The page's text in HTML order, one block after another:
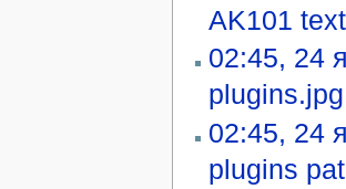
AK101
02:45, 24
plugins.jpg
02:45, 24
plugins